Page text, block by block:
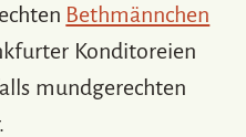
Bethmännchen
Konditoreien
mundgerechten